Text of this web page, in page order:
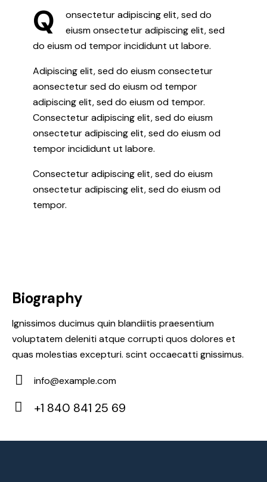
Q
onsectetur adipiscing elit, sed do
eiusm onsectetur adipiscing elit, sed
do eiusm od tempor incididunt ut labore.
Adipiscing elit, sed do eiusm consectetur
aonsectetur sed do eiusm od tempor
adipiscing elit, sed do eiusm od tempor.
Consectetur adipiscing elit, sed do eiusm
onsectetur adipiscing elit, sed do eiusm od
tempor incididunt ut labore.
Consectetur adipiscing elit, sed do eiusm
onsectetur adipiscing elit, sed do eiusm od
tempor.
Biography
Ignissimos ducimus quin blandiitis praesentium
voluptatem deleniti atque corrupti quos dolores et
quas molestias excepturi. scint occaecatti gnissimus.
m
info@example.com
on
+1 840 841 25 69